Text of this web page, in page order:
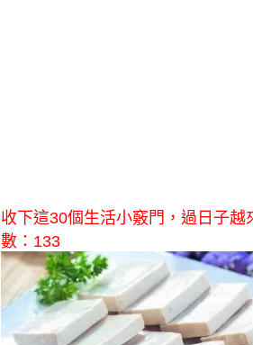
收下這30個生活小竅門，過日子越
數：133